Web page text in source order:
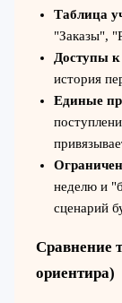
Таблица
"Заказы",
Доступы
история
Единые
неделю и
сценарий
Сравнение
ориентира)